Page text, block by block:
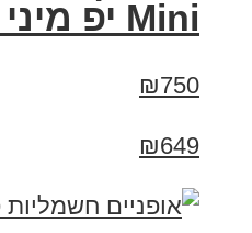
Mini יפ מיני יאפ
₪750
₪649